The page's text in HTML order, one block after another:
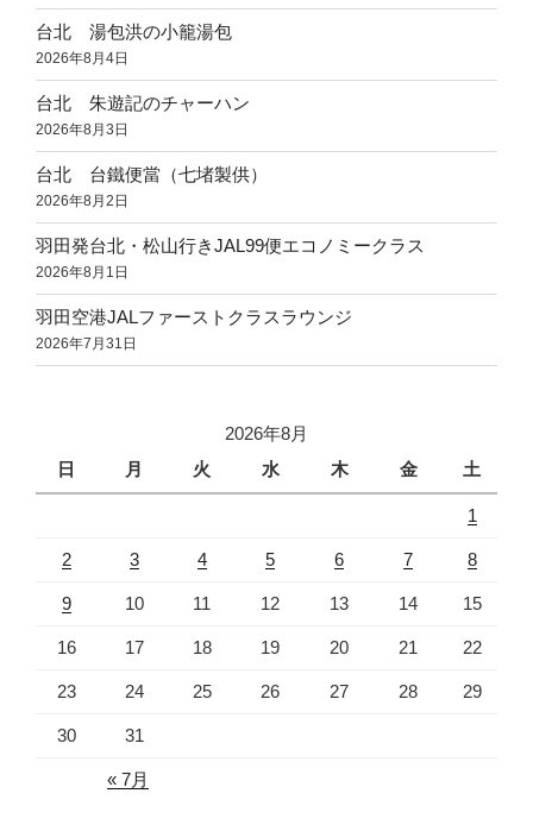
台北 湯包洪の小籠湯包
2026年8月4日
台北 朱遊記のチャーハン
2026年8月3日
台北 台鐵便當（七堵製供）
2026年8月2日
羽田発台北・松山行きJAL99便エコノミークラス
2026年8月1日
羽田空港JALファーストクラスラウンジ
2026年7月31日
2026年8月
日
月 火 水 木 金 土
1
2 3 4 5 6 7 8
9 10 11 12 13 14 15
16 17 18 19 20 21 22
23 24 25 26 27 28 29
30 31
« 7月